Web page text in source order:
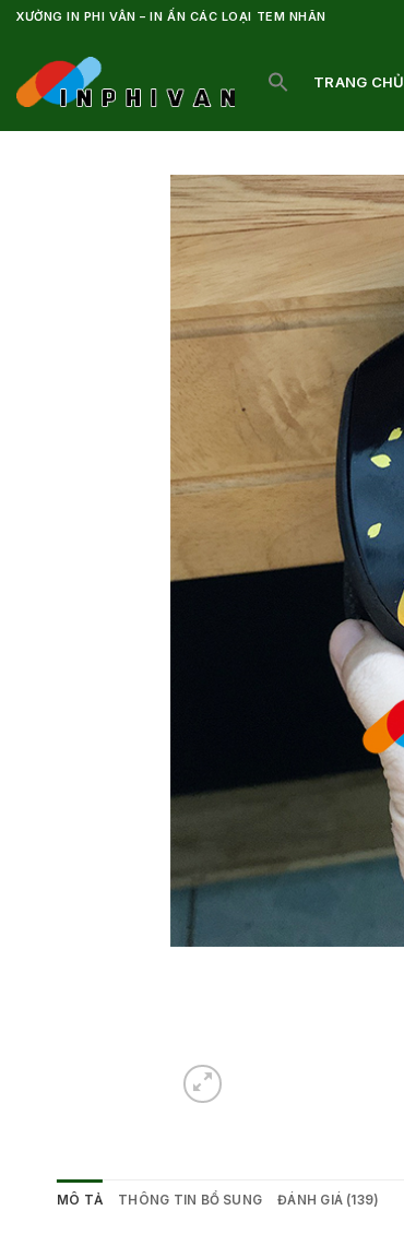
Bỏ
dung
XƯỞNG IN PHI VÂN – IN ẤN CÁC LOẠI TEM NHÃN
TRANG CHỦ
MÔ TẢ THÔNG TIN BỔ SUNG ĐÁNH GIÁ (139)